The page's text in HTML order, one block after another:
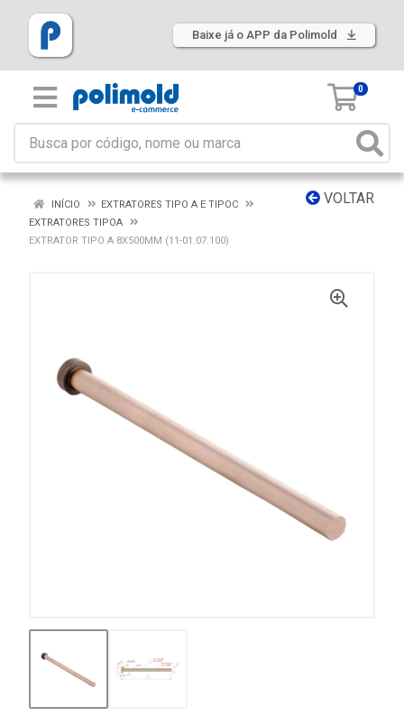
Baixe já o APP da Polimold
0
VOLTAR
INÍCIO
EXTRATORES TIPO A E TIPOC
EXTRATORES TIPOA
EXTRATOR TIPO A 8X500MM (11-01.07.100)